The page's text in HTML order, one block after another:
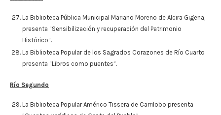
La Biblioteca Pública Municipal Mariano Moreno de Alcira Gigena,
presenta “Sensibilización y recuperación del Patrimonio
Histórico”.
La Biblioteca Popular de los Sagrados Corazones de Río Cuarto
presenta “Libros como puentes”.
Río Segundo
La Biblioteca Popular Américo Tissera de Carrilobo presenta